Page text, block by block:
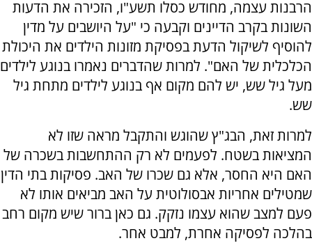
הרבנות עצמה, מחודש כסלו תשע"ו, הזכירה את הדעות
השונות בקרב הדיינים וקבעה כי "על היושבים על מדין
להוסיף לשיקול הדעת בפסיקת מזונות הילדים את היכולת
הכלכלית של האם". למרות שהדברים נאמרו בנוגע לילדים
מעל גיל שש, יש להם מקום אף בנוגע לילדים מתחת גיל
שש.
למרות זאת, הבג"ץ שהוגש והתקבל מראה שזו לא
המציאות בשטח. לפעמים לא רק ההתחשבות בשכרה של
האם היא החסר, אלא גם שכרו של האב. פסיקות בתי הדין
שמטילים אחריות אבסולוטית על האב מביאים אותו לא
פעם למצב שהוא עצמו נזקק. גם כאן ברור שיש מקום רחב
בהלכה לפסיקה אחרת, למבט אחר.